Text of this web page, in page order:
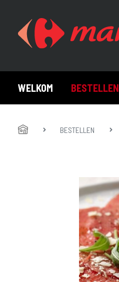
WELKOM BESTELLEN
Toon alles Bestellen
Tapasplank
Aperitiefglaasjes
Broodjes & wraps
BESTELLEN